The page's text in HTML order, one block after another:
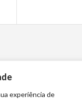
experiência de